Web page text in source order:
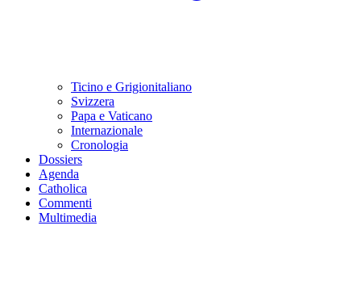
Ticino e Grigionitaliano
Svizzera
Papa e Vaticano
Internazionale
Cronologia
Dossiers
Agenda
Catholica
Commenti
Multimedia